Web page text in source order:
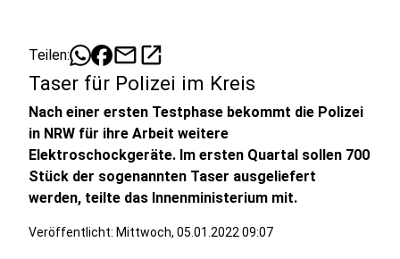
Teilen: mailopen_in_new
Taser für Polizei im Kreis
Nach einer ersten Testphase bekommt die Polizei
in NRW für ihre Arbeit weitere
Elektroschockgeräte. Im ersten Quartal sollen 700
Stück der sogenannten Taser ausgeliefert
werden, teilte das Innenministerium mit.
Veröffentlicht: Mittwoch, 05.01.2022 09:07